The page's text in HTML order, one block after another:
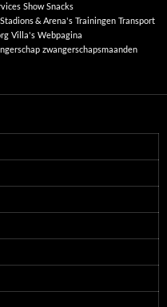
Show Snacks
Stadions & Arena's Trainingen Transport
Villa's Webpagina
zwangerschapsmaanden